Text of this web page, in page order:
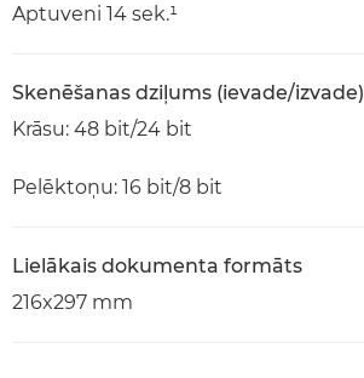
Aptuveni 14 sek.¹
Skenēšanas dziļums (ievade/izvade)
Krāsu: 48 bit/24 bit
Pelēktoņu: 16 bit/8 bit
Lielākais dokumenta formāts
216x297 mm